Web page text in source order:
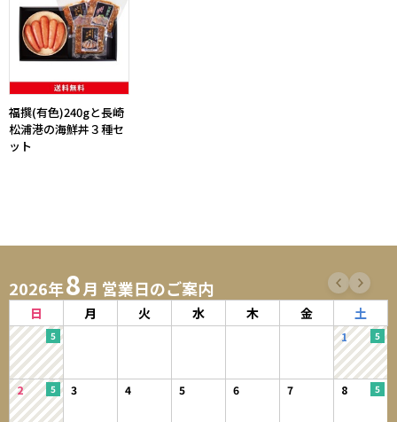
福撰(有色)240gと長崎
松浦港の海鮮丼３種セ
ット
2026年8月 営業日のご案内
日 月 火 水 木 金 土
1
2 3 4 5 6 7 8